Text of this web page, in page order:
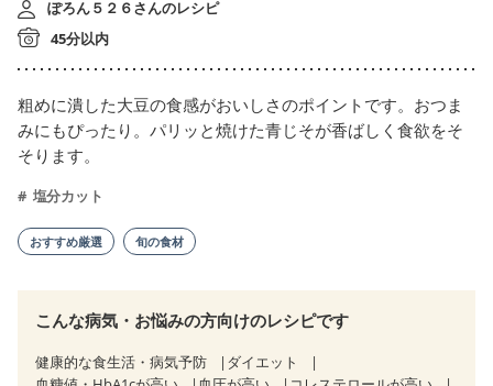
ぽろん５２６さんのレシピ
45分以内
粗めに潰した大豆の食感がおいしさのポイントです。おつま
みにもぴったり。パリッと焼けた青じそが香ばしく食欲をそ
そります。
塩分カット
おすすめ厳選 旬の食材
こんな病気・お悩みの方向けのレシピです
健康的な食生活・病気予防
ダイエット